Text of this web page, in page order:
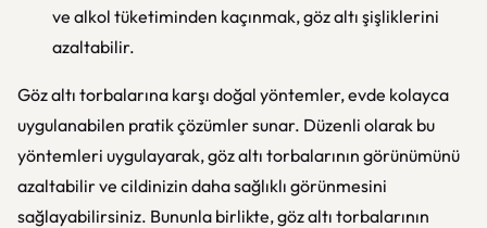
ve alkol tüketiminden kaçınmak, göz altı şişliklerini
azaltabilir.
Göz altı torbalarına karşı doğal yöntemler, evde kolayca
uygulanabilen pratik çözümler sunar. Düzenli olarak bu
yöntemleri uygulayarak, göz altı torbalarının görünümünü
azaltabilir ve cildinizin daha sağlıklı görünmesini
sağlayabilirsiniz. Bununla birlikte, göz altı torbalarının